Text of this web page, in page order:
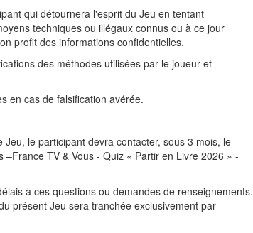
qui détournera l'esprit du Jeu en tentant
techniques ou illégaux connus ou à ce jour
profit des informations confidentielles.
des méthodes utilisées par le joueur et
en cas de falsification avérée.
le participant devra contacter, sous 3 mois, le
TV & Vous - Quiz « Partir en Livre 2026 » -
à ces questions ou demandes de renseignements.
présent Jeu sera tranchée exclusivement par